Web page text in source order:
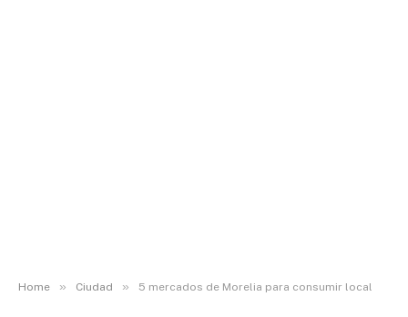
Home » Ciudad » 5 mercados de Morelia para consumir local